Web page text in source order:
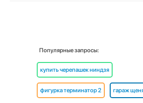
Популярные запросы:
купить черепашек ниндзя
фигурка терминатор 2 гараж